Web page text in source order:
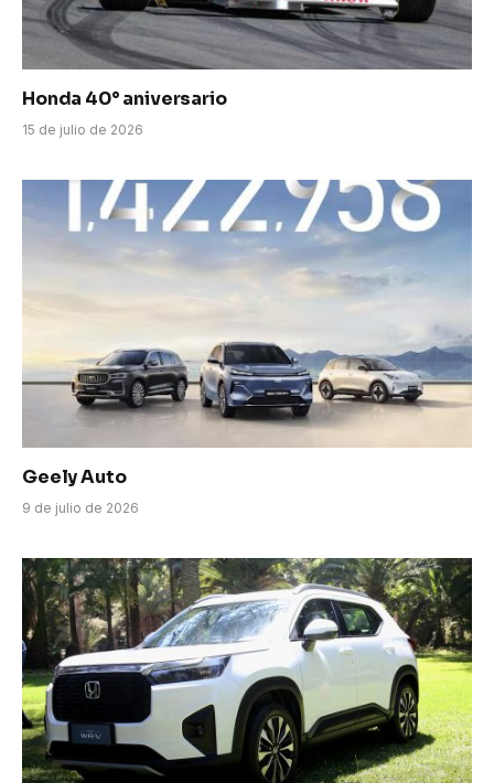
Honda 40° aniversario
15 de julio de 2026
Geely Auto
9 de julio de 2026